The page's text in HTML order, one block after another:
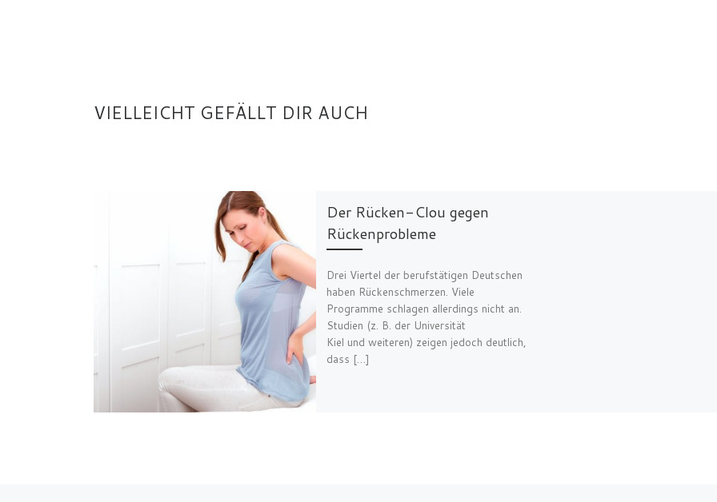
VIELLEICHT GEFÄLLT DIR AUCH
Der Rücken-Clou gegen
Rückenprobleme
Drei Viertel der berufstätigen Deutschen
haben Rückenschmerzen. Viele
Programme schlagen allerdings nicht an.
Studien (z. B. der Universität
Kiel und weiteren) zeigen jedoch deutlich,
dass […]